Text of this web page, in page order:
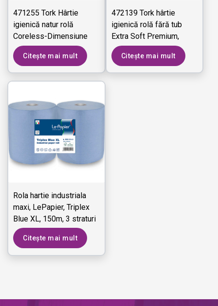
471255 Tork Hârtie
igienică natur rolă
Coreless-Dimensiune
medie Advanced - 2
straturi
Citește mai mult
472139 Tork hârtie
igienică rolă fără tub
Extra Soft Premium,
dimensiune medie - 3
straturi
Citește mai mult
Rola hartie industriala
maxi, LePapier, Triplex
Blue XL, 150m, 3 straturi
- REX33 L5
Citește mai mult